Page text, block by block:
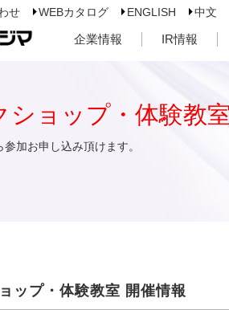
せ WEBカタログ ENGLISH 中文
企業情報 IR情報
ショップ・体験教室
加お申し込み頂けます。
ップ・体験教室 開催情報